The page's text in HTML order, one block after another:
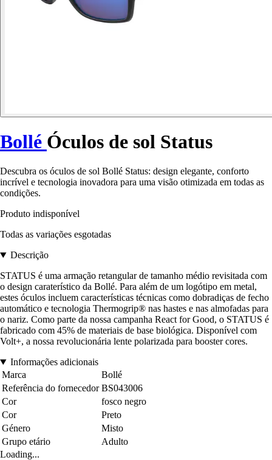
Bollé Óculos de sol Status
Descubra os óculos de sol Bollé Status: design elegante, conforto
incrível e tecnologia inovadora para uma visão otimizada em todas as
condições.
Produto indisponível
Todas as variações esgotadas
Descrição
STATUS é uma armação retangular de tamanho médio revisitada com
o design caraterístico da Bollé. Para além de um logótipo em metal,
estes óculos incluem características técnicas como dobradiças de fecho
automático e tecnologia Thermogrip® nas hastes e nas almofadas para
o nariz. Como parte da nossa campanha React for Good, o STATUS é
fabricado com 45% de materiais de base biológica. Disponível com
Volt+, a nossa revolucionária lente polarizada para booster cores.
Informações adicionais
Marca
Bollé
Referência do fornecedor BS043006
Cor
fosco negro
Cor
Preto
Género
Misto
Grupo etário
Adulto
Loading...